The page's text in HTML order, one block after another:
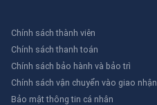
Chính sách thành viên
Chính sách thanh toán
Chính sách bảo hành và bảo trì
Chính sách vận chuyển vào giao nhận
Bảo mật thông tin cá nhân